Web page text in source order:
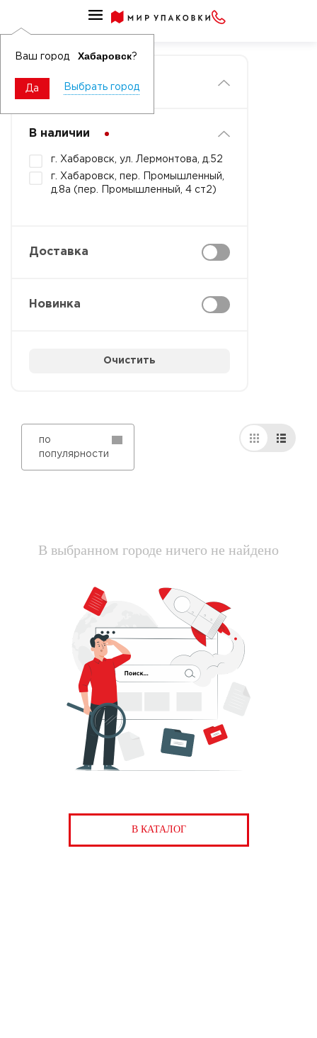
Ваш город Хабаровск?
Да Выбрать город
Главная
Фильтры
В наличии
г. Хабаровск, ул. Лермонтова, д.52
г. Хабаровск, пер. Промышленный,
д.8а (пер. Промышленный, 4 ст2)
Доставка
Новинка
Очистить
по
популярности
В выбранном городе ничего не найдено
В КАТАЛОГ